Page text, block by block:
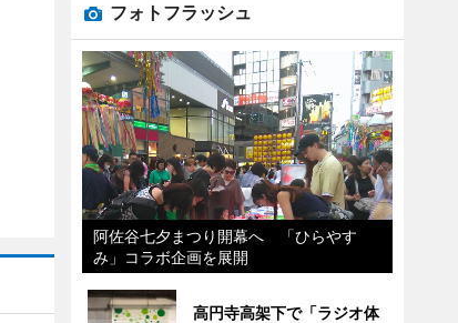
フォトフラッシュ
阿佐谷七夕まつり開幕へ 「ひらやす
み」コラボ企画を展開
高円寺高架下で「ラジオ体